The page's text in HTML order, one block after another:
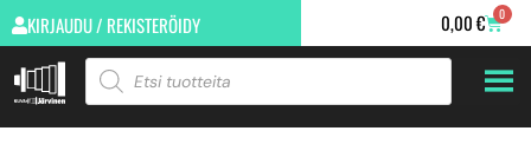
KIRJAUDU / REKISTERÖIDY 0,00€ 0